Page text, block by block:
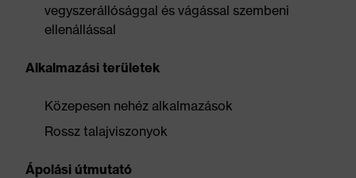
vegyszerállósággal és vágással szembeni
ellenállással
Alkalmazási területek
Közepesen nehéz alkalmazások
Rossz talajviszonyok
Ápolási útmutató